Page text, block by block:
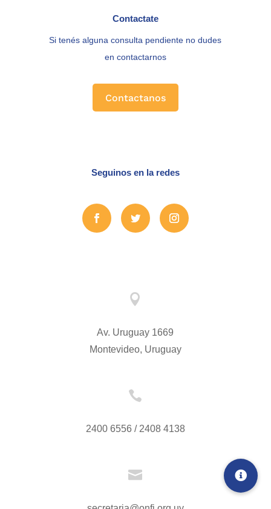
Contactate
Si tenés alguna consulta pendiente no dudes
en contactarnos
Contactanos
Seguinos en la redes

Av. Uruguay 1669
Montevideo, Uruguay

2400 6556 / 2408 4138
